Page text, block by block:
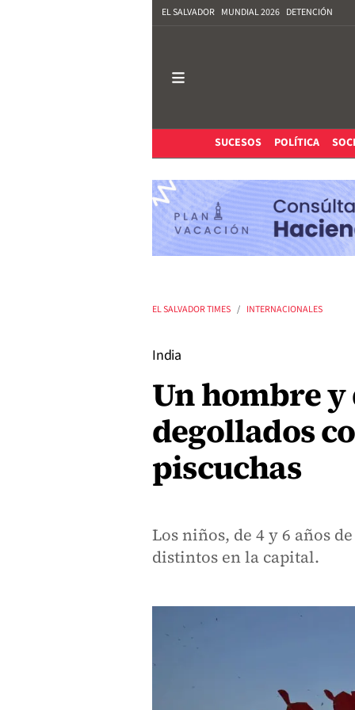
EL SALVADOR MUNDIAL 2026 DETENCIÓN
SUCESOS POLÍTICA
EL SALVADOR TIMES INTERNACIONALES
India
Un hombre y
degollados
piscuchas
Los niños, de 4 y 6 años
distintos en la capital.